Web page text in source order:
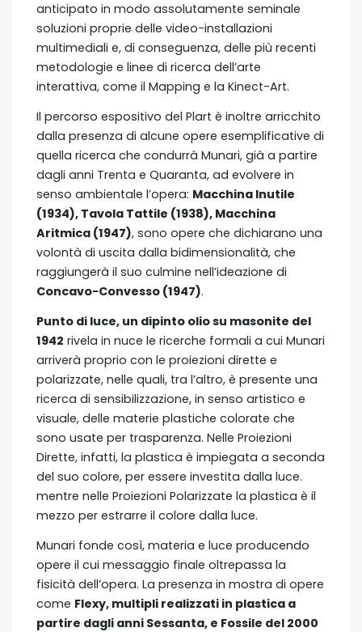
anticipato in modo assolutamente seminale
soluzioni proprie delle video-installazioni
multimediali e, di conseguenza, delle più recenti
metodologie e linee di ricerca dell’arte
interattiva, come il Mapping e la Kinect-Art.
Il percorso espositivo del Plart è inoltre arricchito
dalla presenza di alcune opere esemplificative di
quella ricerca che condurrà Munari, già a partire
dagli anni Trenta e Quaranta, ad evolvere in
senso ambientale l’opera: Macchina Inutile
(1934), Tavola Tattile (1938), Macchina
Aritmica (1947), sono opere che dichiarano una
volontà di uscita dalla bidimensionalità, che
raggiungerà il suo culmine nell’ideazione di
Concavo-Convesso (1947).
Punto di luce, un dipinto olio su masonite del
1942 rivela in nuce le ricerche formali a cui Munari
arriverà proprio con le proiezioni dirette e
polarizzate, nelle quali, tra l’altro, è presente una
ricerca di sensibilizzazione, in senso artistico e
visuale, delle materie plastiche colorate che
sono usate per trasparenza. Nelle Proiezioni
Dirette, infatti, la plastica è impiegata a seconda
del suo colore, per essere investita dalla luce.
mentre nelle Proiezioni Polarizzate la plastica è il
mezzo per estrarre il colore dalla luce.
Munari fonde così, materia e luce producendo
opere il cui messaggio finale oltrepassa la
fisicità dell’opera. La presenza in mostra di opere
come Flexy, multipli realizzati in plastica a
partire dagli anni Sessanta, e Fossile del 2000